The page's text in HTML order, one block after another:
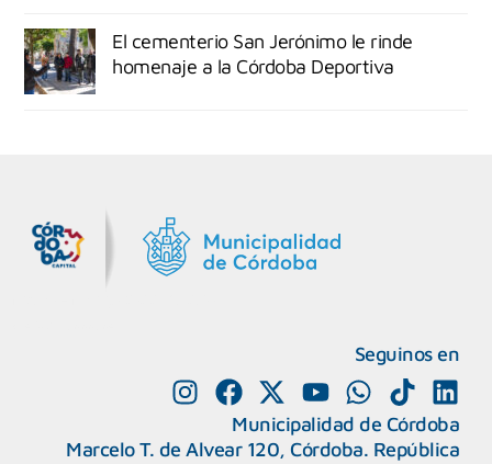
El cementerio San Jerónimo le rinde
homenaje a la Córdoba Deportiva
Seguinos en
Municipalidad de Córdoba
Marcelo T. de Alvear 120, Córdoba. República